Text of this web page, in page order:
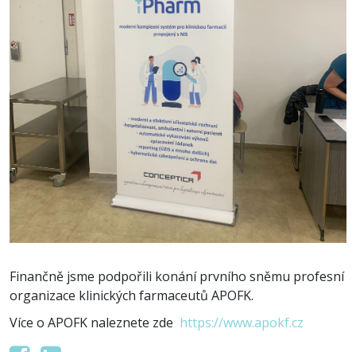
Finančně jsme podpořili konání prvního sněmu profesní
organizace klinických farmaceutů APOFK.
Více o APOFK naleznete zde https://www.apokf.cz